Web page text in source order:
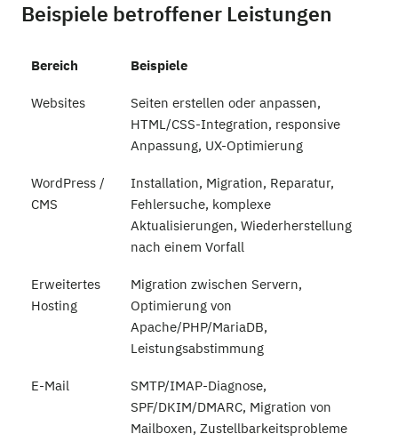
Beispiele betroffener Leistungen
Bereich Beispiele
Websites
Seiten erstellen oder anpassen,
HTML/CSS-Integration, responsive
Anpassung, UX-Optimierung
WordPress /
CMS
Installation, Migration, Reparatur,
Fehlersuche, komplexe
Aktualisierungen, Wiederherstellung
nach einem Vorfall
Erweitertes
Hosting
Migration zwischen Servern,
Optimierung von
Apache/PHP/MariaDB,
Leistungsabstimmung
E-Mail
SMTP/IMAP-Diagnose,
SPF/DKIM/DMARC, Migration von
Mailboxen, Zustellbarkeitsprobleme